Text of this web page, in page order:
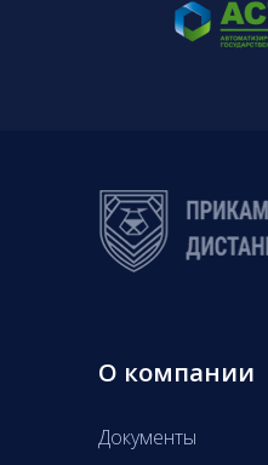
О компании
Документы